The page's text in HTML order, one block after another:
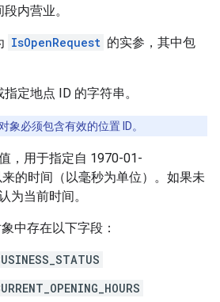
内营业。
IsOpenRequest 的实参，其中包
定地点 ID 的字符串。
对象必须包含有效的位置 ID。
，用于指定自 1970-01-
的时间（以毫秒为单位）。如果未
为当前时间。
中存在以下字段：